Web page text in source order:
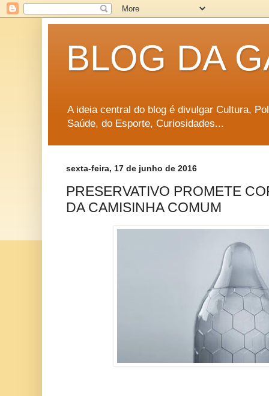
BLOG DA
A ideia central do blog é divulgar Cultura,
Saúde, do Esporte, Curiosidades...
sexta-feira, 17 de junho de 2016
PRESERVATIVO PROMETE
DA CAMISINHA COMUM